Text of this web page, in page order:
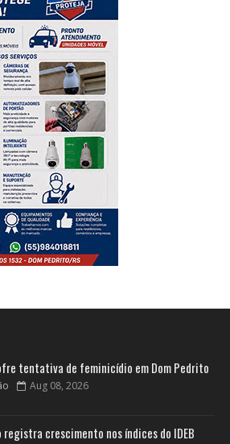
tentativa de feminicídio em Dom Pedrito
Aug 08, 2026
registra crescimento nos índices do IDEB